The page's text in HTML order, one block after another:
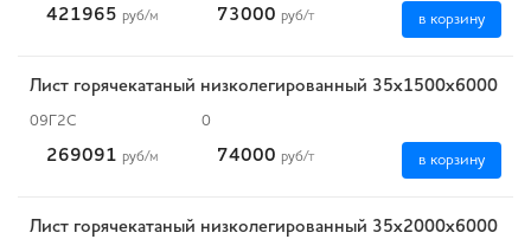
421965 руб/м 73000 руб/т в корзину
Лист горячекатаный низколегированный 35х1500х6000
09Г2С 0
269091 руб/м 74000 руб/т в корзину
Лист горячекатаный низколегированный 35х2000х6000